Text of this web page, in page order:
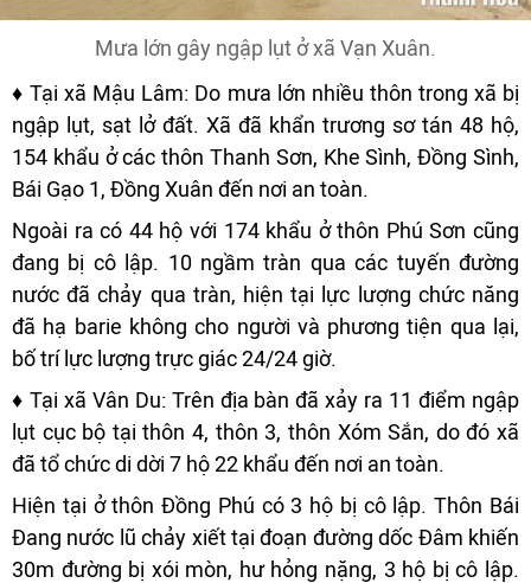
Mưa lớn gây ngập lụt ở xã Vạn Xuân.
♦ Tại xã Mậu Lâm: Do mưa lớn nhiều thôn trong xã bị
ngập lụt, sạt lở đất. Xã đã khẩn trương sơ tán 48 hộ,
154 khẩu ở các thôn Thanh Sơn, Khe Sình, Đồng Sình,
Bái Gạo 1, Đồng Xuân đến nơi an toàn.
Ngoài ra có 44 hộ với 174 khẩu ở thôn Phú Sơn cũng
đang bị cô lập. 10 ngầm tràn qua các tuyến đường
nước đã chảy qua tràn, hiện tại lực lượng chức năng
đã hạ barie không cho người và phương tiện qua lại,
bố trí lực lượng trực giác 24/24 giờ.
♦ Tại xã Vân Du: Trên địa bàn đã xảy ra 11 điểm ngập
lụt cục bộ tại thôn 4, thôn 3, thôn Xóm Sắn, do đó xã
đã tổ chức di dời 7 hộ 22 khẩu đến nơi an toàn.
Hiện tại ở thôn Đồng Phú có 3 hộ bị cô lập. Thôn Bái
Đang nước lũ chảy xiết tại đoạn đường dốc Đâm khiến
30m đường bị xói mòn, hư hỏng nặng, 3 hộ bị cô lập.